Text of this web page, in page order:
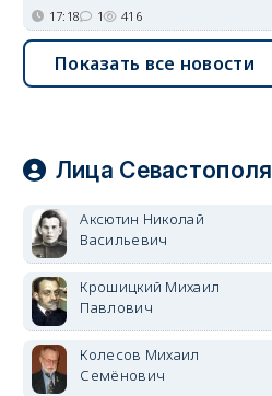
17:18 1 416
Показать все новости
Лица Севастополя
Аксютин Николай
Васильевич
Крошицкий Михаил
Павлович
Колесов Михаил
Семёнович